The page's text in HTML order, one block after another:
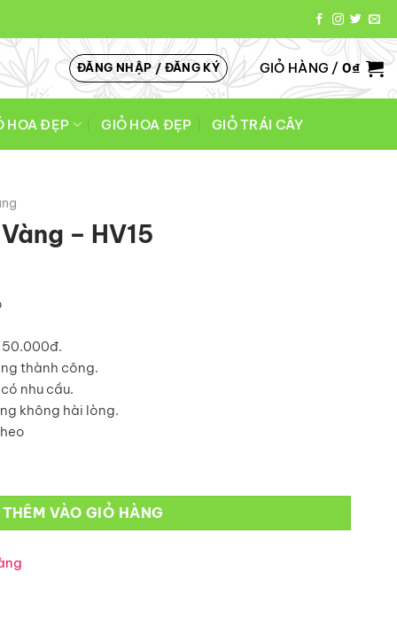
ĐĂNG NHẬP / ĐĂNG KÝ GIỎ HÀNG /0₫
HOA ĐẸP GIỎ HOA ĐẸP GIỎ TRÁI CÂY
– HV15
50.000đ.
thành công.
nhu cầu.
không hài lòng.
THÊM VÀO GIỎ HÀNG